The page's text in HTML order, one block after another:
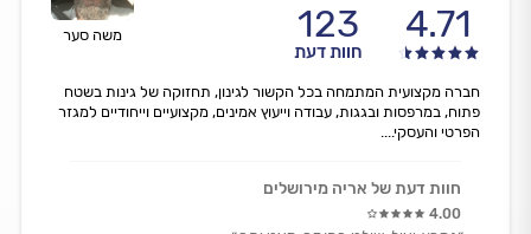
משה סער 4.71
123
חוות דעת
חברה מקצועית המתמחה בכל הקשור לגינון, תחזוקה של גינות בשטח
פתוח, במרפסות ובגגות, עבודה וייעוץ אמינים, מקצועיים וייחודיים למגזר
הפרטי והעסקי....
חוות דעת של אריה מירושלים
4.00